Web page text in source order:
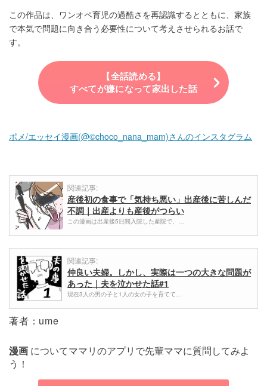
この作品は、ワンオペ育児の過酷さを再認識するとともに、家族
で本気で問題に向き合う必要性について考えさせられるお話で
す。
【全話読める】
すべてが嫌になって家出した話
ポメ/エッセイ漫画(@©choco_nana_mam)さんのインスタグラム
関連記事:
産後初の食事で「気持ち悪い」出産後に苦しんだ
不調｜出産よりも産後がつらい
この漫画は出産後5日間入院した産院で、…
関連記事:
仲良い夫婦。しかし、実際は一つの大きな問題が
あった｜夫を泣かせた話#1
現在3人の男の子と1人の女の子を育てて…
著者：ume
漫画 についてママリのアプリで先輩ママに質問してみよ
う！